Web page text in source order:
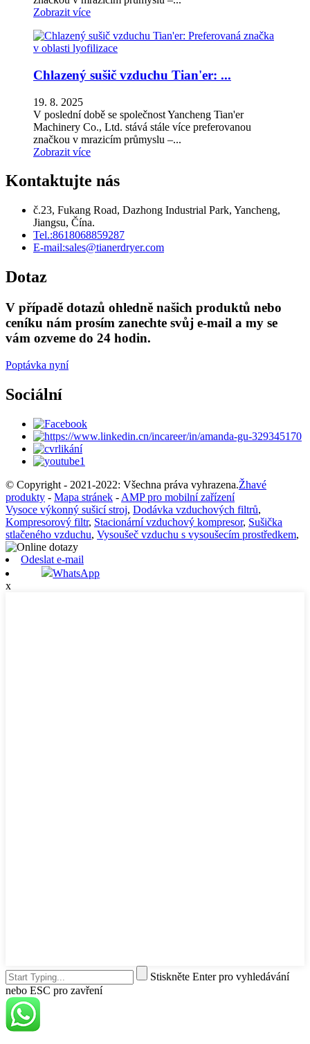
Zobrazit více
Chlazený sušič vzduchu Tian'er: ...
19. 8. 2025
V poslední době se společnost Yancheng Tian'er
Machinery Co., Ltd. stává stále více preferovanou
značkou v mrazicím průmyslu –...
Zobrazit více
Kontaktujte nás
č.23, Fukang Road, Dazhong Industrial Park, Yancheng,
Jiangsu, Čína.
Tel.:8618068859287
E-mail:sales@tianerdryer.com
Dotaz
V případě dotazů ohledně našich produktů nebo
ceníku nám prosím zanechte svůj e-mail a my se
vám ozveme do 24 hodin.
Poptávka nyní
Sociální
© Copyright - 2021-2022: Všechna práva vyhrazena.Žhavé
produkty - Mapa stránek - AMP pro mobilní zařízení
Vysoce výkonný sušicí stroj, Dodávka vzduchových filtrů,
Kompresorový filtr, Stacionární vzduchový kompresor, Sušička
stlačeného vzduchu, Vysoušeč vzduchu s vysoušecím prostředkem,
Odeslat e-mail
WhatsApp
x
Stiskněte Enter pro vyhledávání
nebo ESC pro zavření